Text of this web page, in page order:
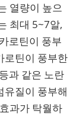
열량이 높으
최대 5~7알,
로틴이 풍부
로틴이 풍부한
과 같은 노란
유질이 풍부해
과가 탁월하